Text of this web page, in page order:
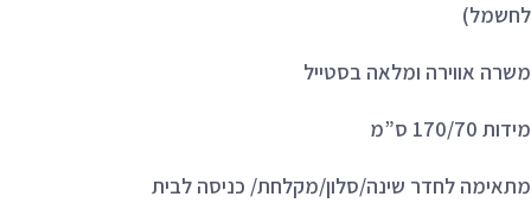
לחשמל)
משרה אווירה ומלאה בסטייל
מידות 170/70 ס”מ
מתאימה לחדר שינה/סלון/מקלחת/ כניסה לבית